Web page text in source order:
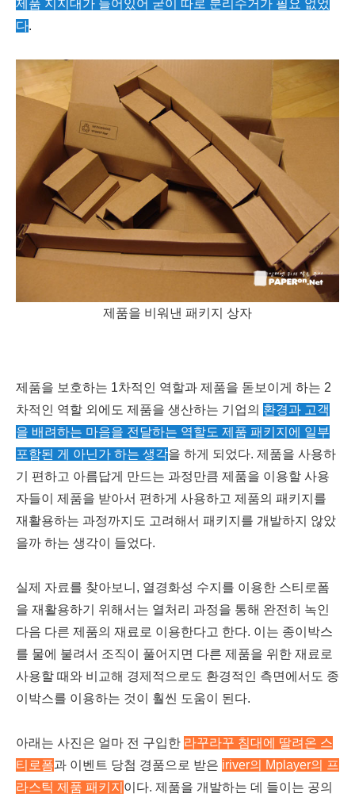
제품 지지대가 들어있어 굳이 따로 분리수거가 필요 없었
다.
제품을 비워낸 패키지 상자
제품을 보호하는 1차적인 역할과 제품을 돋보이게 하는 2
차적인 역할 외에도 제품을 생산하는 기업의 환경과 고객
을 배려하는 마음을 전달하는 역할도 제품 패키지에 일부
포함된 게 아닌가 하는 생각을 하게 되었다. 제품을 사용하
기 편하고 아름답게 만드는 과정만큼 제품을 이용할 사용
자들이 제품을 받아서 편하게 사용하고 제품의 패키지를
재활용하는 과정까지도 고려해서 패키지를 개발하지 않았
을까 하는 생각이 들었다.
실제 자료를 찾아보니, 열경화성 수지를 이용한 스티로폼
을 재활용하기 위해서는 열처리 과정을 통해 완전히 녹인
다음 다른 제품의 재료로 이용한다고 한다. 이는 종이박스
를 물에 불려서 조직이 풀어지면 다른 제품을 위한 재료로
사용할 때와 비교해 경제적으로도 환경적인 측면에서도 종
이박스를 이용하는 것이 훨씬 도움이 된다.
아래는 사진은 얼마 전 구입한 라꾸라꾸 침대에 딸려온 스
티로폼과 이벤트 당첨 경품으로 받은 iriver의 Mplayer의 프
라스틱 제품 패키지 이다. 제품을 개발하는 데 들이는 공의